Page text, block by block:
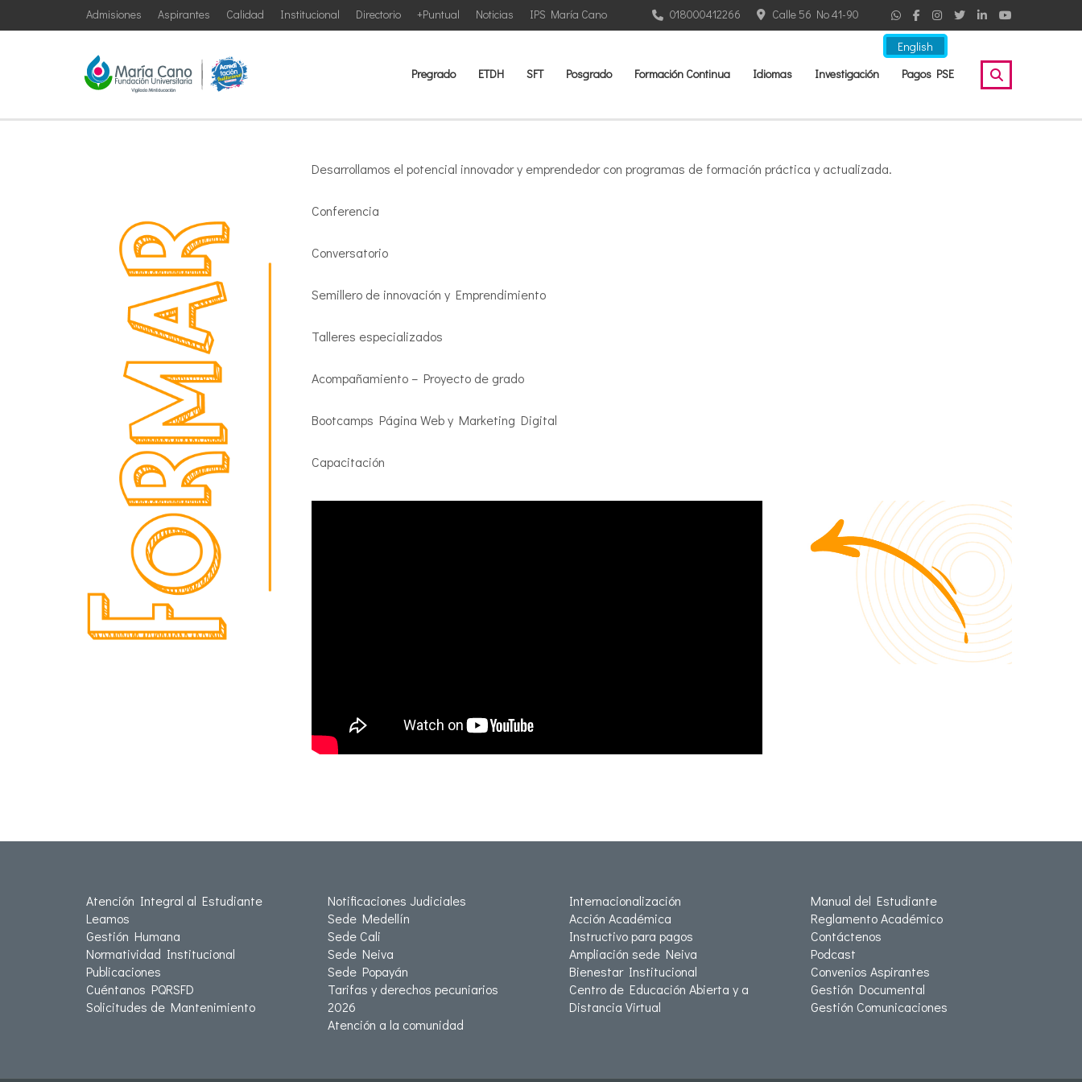
English
IPS María Cano
Noticias
+Puntual
Directorio
Institucional
Calidad
Aspirantes
Admisiones Calle 56 No 41-90
018000412266
Pregrado ETDH SFT Posgrado Formación Continua Idiomas Investigación Pagos PSE
Desarrollamos el potencial innovador y emprendedor con programas de formación práctica y actualizada.
Conferencia
Conversatorio
Semillero de innovación y Emprendimiento
Talleres especializados
Acompañamiento – Proyecto de grado
Bootcamps Página Web y Marketing Digital
Capacitación
Atención Integral al Estudiante
Leamos
Gestión Humana
Normatividad Institucional
Publicaciones
Cuéntanos PQRSFD
Solicitudes de Mantenimiento
Notificaciones Judiciales
Sede Medellín
Sede Cali
Sede Neiva
Sede Popayán
Tarifas y derechos pecuniarios
2026
Atención a la comunidad
Internacionalización
Acción Académica
Instructivo para pagos
Ampliación sede Neiva
Bienestar Institucional
Centro de Educación Abierta y a
Distancia Virtual
Manual del Estudiante
Reglamento Académico
Contáctenos
Podcast
Convenios Aspirantes
Gestión Documental
Gestión Comunicaciones